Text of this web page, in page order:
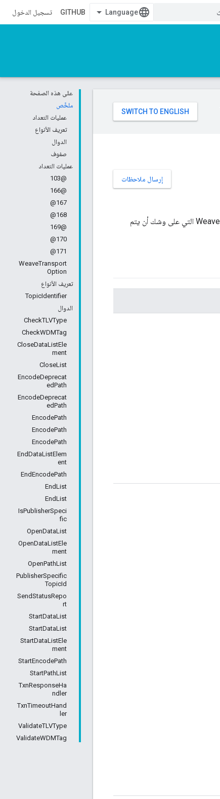
GITHUB تسجيل الدخول
على هذه الصفحة
ملخّص
عمليات التعداد
تعريف الأنواع
الدوال
صفوف
عمليات التعداد
@103
@166
167@
168@
@169
170@
171@
WeaveTransport
Option
تعريف الأنواع
TopicIdentifier
الدوال
CheckTLVType
CheckWDMTag
CloseDataListEle
ment
CloseList
EncodeDeprecat
edPath
EncodeDeprecat
edPath
EncodePath
EncodePath
EncodePath
EndDataListElem
ent
EndEncodePath
EndList
EndList
IsPublisherSpeci
fic
OpenDataList
OpenDataListEle
ment
OpenPathList
PublisherSpecific
TopicId
SendStatusRepo
rt
StartDataList
StartDataList
StartDataListEle
ment
StartEncodePath
StartPathList
TxnResponseHa
ndler
TxnTimeoutHand
ler
ValidateTLVType
ValidateWDMTag
إرسال ملاحظات
تتضمن مساحة الاسم هذه جميع الواجهات الموجودة داخل Weave لملف تعريف إدارة بيانات Weave (WDM) التي على وشك أن يتم